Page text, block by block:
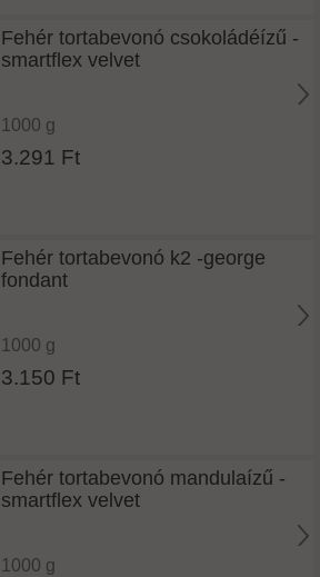
Fehér tortabevonó csokoládéízű -
smartflex velvet
1000 g
3.291 Ft
Fehér tortabevonó k2 -george
fondant
1000 g
3.150 Ft
Fehér tortabevonó mandulaízű -
smartflex velvet
1000 g